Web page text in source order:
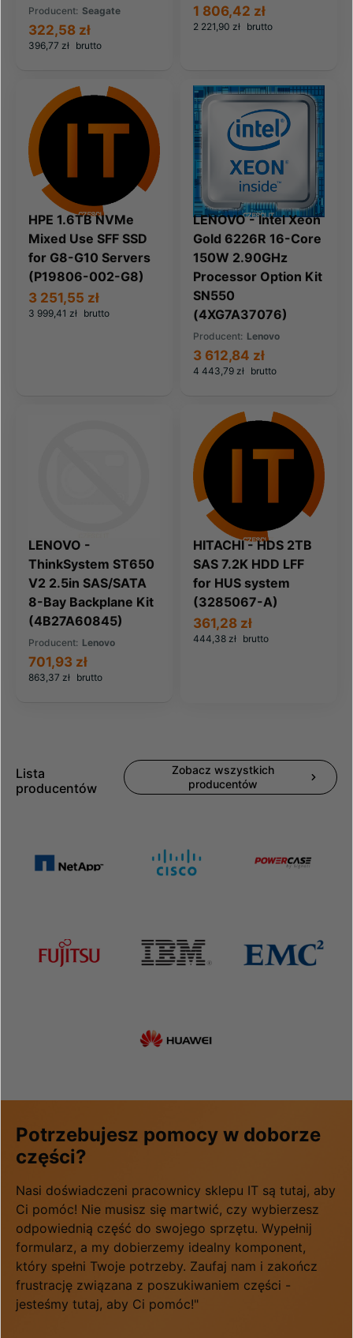
Producent: Seagate
396,77 zł brutto
322,58 zł 2 221,90 zł brutto
1 806,42 zł
HPE 1.6TB NVMe
Mixed Use SFF SSD
for G8-G10 Servers
(P19806-002-G8)
3 999,41 zł brutto
3 251,55 zł
LENOVO - Intel Xeon
Gold 6226R 16-Core
150W 2.90GHz
Processor Option Kit
SN550
(4XG7A37076)
Producent: Lenovo
4 443,79 zł brutto
3 612,84 zł
LENOVO -
ThinkSystem ST650
V2 2.5in SAS/SATA
8-Bay Backplane Kit
(4B27A60845)
Producent: Lenovo
863,37 zł brutto
701,93 zł
HITACHI - HDS 2TB
SAS 7.2K HDD LFF
for HUS system
(3285067-A)
444,38 zł brutto
361,28 zł
Lista
producentów
Zobacz wszystkich
producentów
Potrzebujesz pomocy w doborze
części?
Nasi doświadczeni pracownicy sklepu IT są tutaj, aby
Ci pomóc! Nie musisz się martwić, czy wybierzesz
odpowiednią część do swojego sprzętu. Wypełnij
formularz, a my dobierzemy idealny komponent,
który spełni Twoje potrzeby. Zaufaj nam i zakończ
frustrację związana z poszukiwaniem części -
jesteśmy tutaj, aby Ci pomóc!"